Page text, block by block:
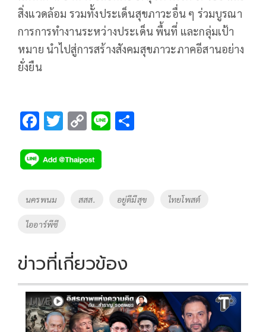
สิ่งแวดล้อม รวมทั้งประเด็นสุขภาวะอื่น ๆ ร่วมบูรณา
การการทำงานระหว่างประเด็น พื้นที่ และกลุ่มเป้า
หมาย นำไปสู่การสร้างสังคมสุขภาวะภาคอีสานอย่าง
ยั่งยืน
F
e
b
o
o
k
T
tt
er
C
p
y
Li
Li
Tags
นครพนม สสส. อยู่ดีมีสุข ไทยโพสต์
ไออาร์พีซี
ข่าวที่เกี่ยวข้อง